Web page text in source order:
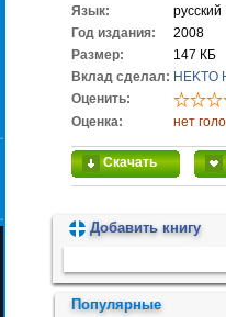
Язык:
русский
Год издания:
2008
Размер:
147 КБ
Вклад сделал: HEKTO
Оценить:
Оценка:
нет
Скачать
Добавить книгу
Популярные